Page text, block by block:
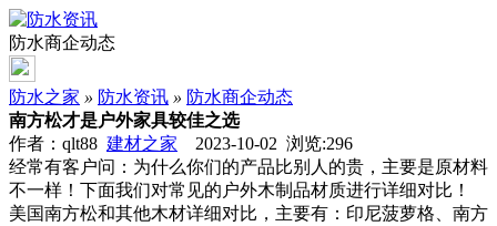
防水商企动态
防水之家 » 防水资讯 » 防水商企动态
南方松才是户外家具较佳之选
作者：qlt88 建材之家 2023-10-02 浏览:296
经常有客户问：为什么你们的产品比别人的贵，主要是原材料
不一样！下面我们对常见的户外木制品材质进行详细对比！
美国南方松和其他木材详细对比，主要有：印尼菠萝格、南方